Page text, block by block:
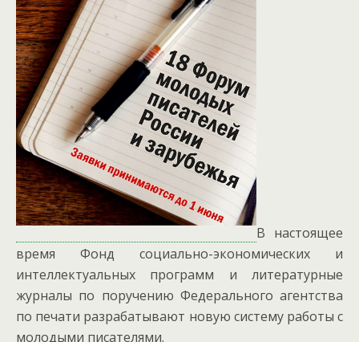
В настоящее
время Фонд социально-экономических и
интеллектуальных программ и литературные
журналы по поручению Федерального агентства
по печати разрабатывают новую систему работы с
молодыми писателями.